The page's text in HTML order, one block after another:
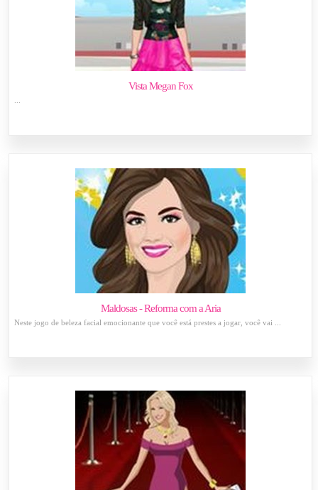
Vista Megan Fox
Maldosas - Reforma com a Aria
Neste jogo de beleza facial emocionante que você está prestes a jogar, você vai ...